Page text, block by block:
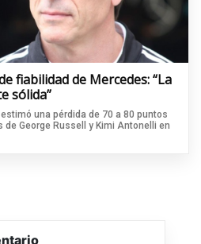
fiabilidad de Mercedes: “La
sólida”
una pérdida de 70 a 80 puntos
George Russell y Kimi Antonelli en